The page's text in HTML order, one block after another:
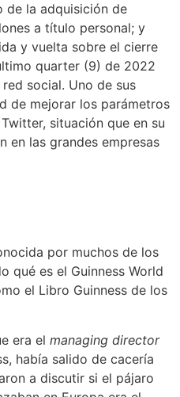
de la adquisición de
a título personal; y
y vuelta sobre el cierre
quarter (9) de 2022
social. Uno de sus
de mejorar los parámetros
situación que en su
en las grandes empresas
por muchos de los
qué es el Guinness World
el Libro Guinness de los
era el managing director
había salido de cacería
a discutir si el pájaro